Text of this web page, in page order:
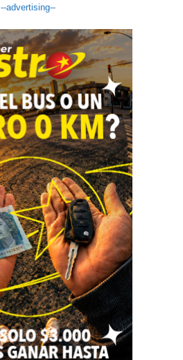
--advertising--